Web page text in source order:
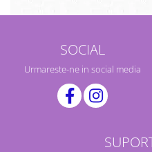
SOCIAL
Urmareste-ne in social media